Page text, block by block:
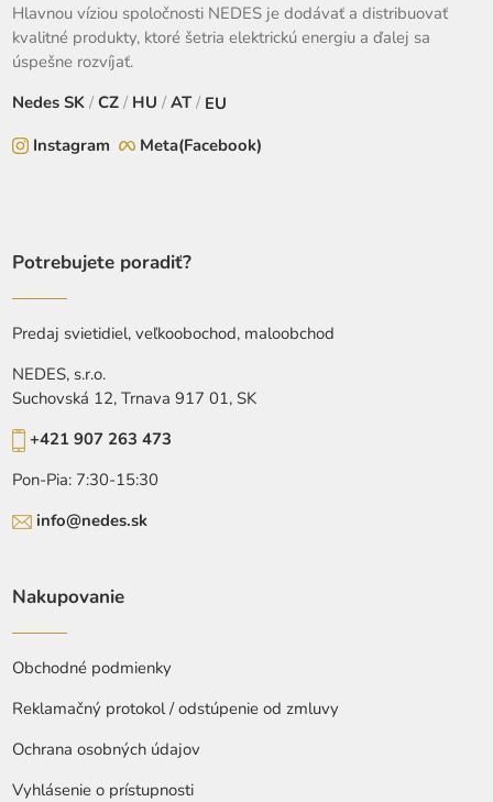
Hlavnou víziou spoločnosti NEDES je dodávať a distribuovať
kvalitné produkty, ktoré šetria elektrickú energiu a ďalej sa
úspešne rozvíjať.
NedesSK / CZ / HU / AT / EU
Instagram
Meta(Facebook)
Potrebujete poradiť?
Predaj svietidiel, veľkoobochod, maloobchod
NEDES, s.r.o.
Suchovská 12, Trnava 917 01, SK
+421 907 263 473
Pon-Pia: 7:30-15:30
info@nedes.sk
Nakupovanie
Obchodné podmienky
Reklamačný protokol / odstúpenie od zmluvy
Ochrana osobných údajov
Vyhlásenie o prístupnosti